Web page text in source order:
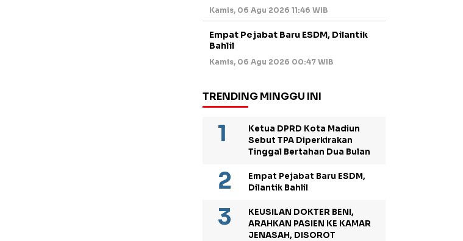
Kamis, 06 Agu 2026 11:46 WIB
Empat Pejabat Baru ESDM, Dilantik
Bahlil
Kamis, 06 Agu 2026 00:47 WIB
TRENDING MINGGU INI
Ketua DPRD Kota Madiun
Sebut TPA Diperkirakan
Tinggal Bertahan Dua Bulan
Empat Pejabat Baru ESDM,
Dilantik Bahlil
KEUSILAN DOKTER BENI,
ARAHKAN PASIEN KE KAMAR
JENASAH, DISOROT